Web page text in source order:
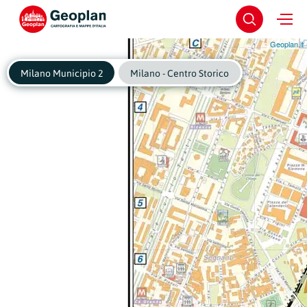
Geoplan.it
Milano Municipio 2 Milano - Centro Storico